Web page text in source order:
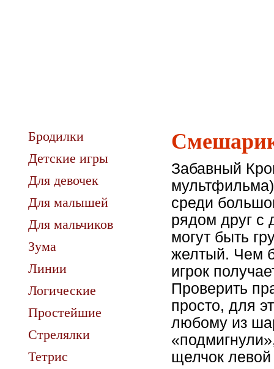
Бродилки
Детские игры
Для девочек
Для малышей
Для мальчиков
Зума
Линии
Логические
Простейшие
Стрелялки
Тетрис
Забавный
среди
рядом друг с
могут быть
желтый. Чем
игрок
Проверить
просто, для
любому из
щелчок